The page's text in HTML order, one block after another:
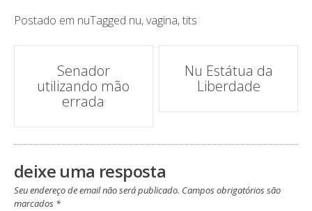
Postado em nuTagged nu,vagina,tits
Navegação
post
Senador
utilizando mão
errada
Nu Estátua da
Liberdade
deixe uma resposta
Seu endereço de email não será publicado. Campos obrigatórios são
marcados *